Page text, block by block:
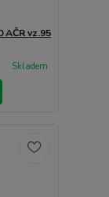
AČR vz.95
Skladem